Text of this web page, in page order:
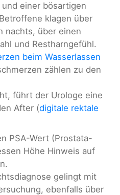
einer bösartigen
klagen über
nachts, über einen
und Restharngefühl.
beim Wasserlassen
zählen zu den
führt der Urologe eine
After (digitale rektale
PSA-Wert (Prostata-
Höhe Hinweis auf
gelingt mit
ebenfalls über